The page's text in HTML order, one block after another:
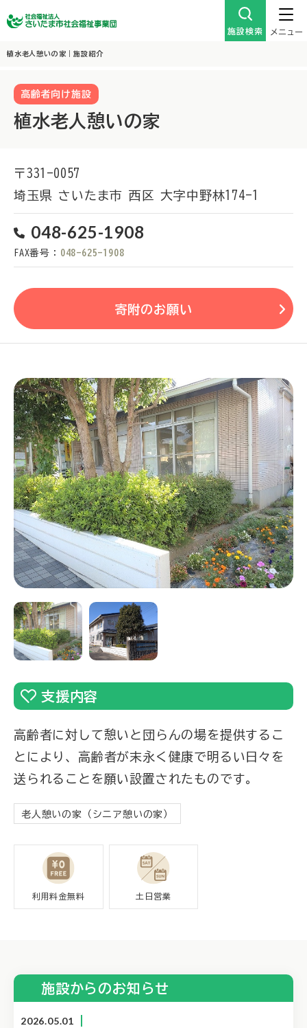
施設検索 メニュー
植水老人憩いの家｜施設紹介
高齢者向け施設
植水老人憩いの家
〒331-0057
埼玉県 さいたま市 西区 大字中野林174-1
048-625-1908
FAX番号： 048-625-1908
寄附のお願い
支援内容
高齢者に対して憩いと団らんの場を提供するこ
とにより、高齢者が末永く健康で明るい日々を
送られることを願い設置されたものです。
老人憩いの家（シニア憩いの家）
利用料金無料 土日営業
施設からのお知らせ
2026.05.01